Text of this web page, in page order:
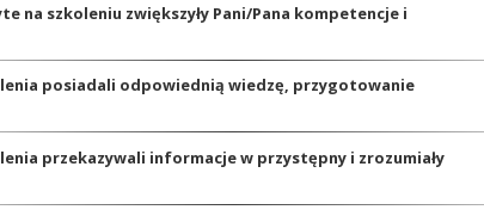
na szkoleniu zwiększyły Pani/Pana kompetencje i
posiadali odpowiednią wiedzę, przygotowanie
przekazywali informacje w przystępny i zrozumiały